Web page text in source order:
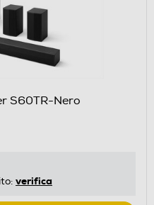
S60TR-Nero
verifica